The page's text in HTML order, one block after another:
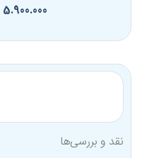
5.900.000
نقد و بررسی‌ها